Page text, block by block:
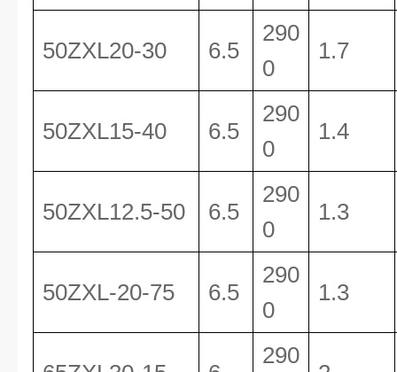
50ZXL20-30 6.5
290
0
1.7
50ZXL15-40 6.5
290
0
1.4
50ZXL12.5-50 6.5
290
0
1.3
50ZXL-20-75 6.5
290
0
1.3
290